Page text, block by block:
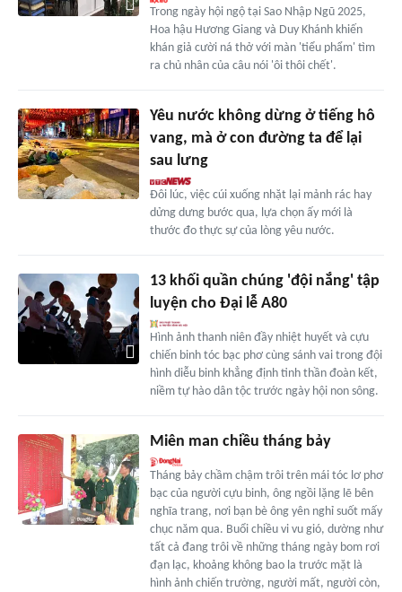
Trong ngày hội ngộ tại Sao Nhập Ngũ 2025,
Hoa hậu Hương Giang và Duy Khánh khiến
khán giả cười ná thở với màn 'tiểu phẩm' tìm
ra chủ nhân của câu nói 'ôi thôi chết'.
Yêu nước không dừng ở tiếng hô
vang, mà ở con đường ta để lại
sau lưng
Đôi lúc, việc cúi xuống nhặt lại mảnh rác hay
dửng dưng bước qua, lựa chọn ấy mới là
thước đo thực sự của lòng yêu nước.
13 khối quần chúng 'đội nắng' tập
luyện cho Đại lễ A80
Hình ảnh thanh niên đầy nhiệt huyết và cựu
chiến binh tóc bạc phơ cùng sánh vai trong đội
hình diễu binh khẳng định tinh thần đoàn kết,
niềm tự hào dân tộc trước ngày hội non sông.
Miên man chiều tháng bảy
Tháng bảy chầm chậm trôi trên mái tóc lơ phơ
bạc của người cựu binh, ông ngồi lặng lẽ bên
nghĩa trang, nơi bạn bè ông yên nghỉ suốt mấy
chục năm qua. Buổi chiều vi vu gió, dường như
tất cả đang trôi về những tháng ngày bom rơi
đạn lạc, khoảng không bao la trước mặt là
hình ảnh chiến trường, người mất, người còn,